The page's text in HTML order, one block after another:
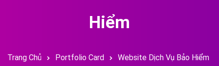
Hiểm
Trang Chủ Portfolio Card Website Dịch Vụ Bảo Hiểm